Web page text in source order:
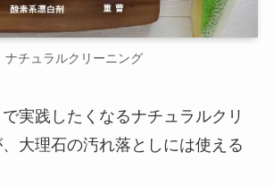
ナチュラルクリーニング
実践したくなるナチュラルクリ
大理石の汚れ落としには使える